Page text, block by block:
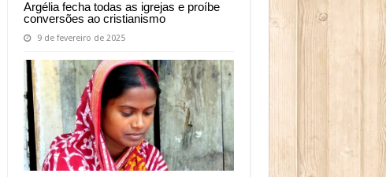
Argélia fecha todas as igrejas e proíbe
conversões ao cristianismo
9 de fevereiro de 2025